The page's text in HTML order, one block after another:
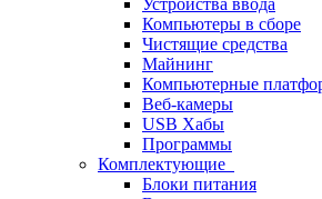
Устройства ввода
Компьютеры в сборе
Чистящие средства
Майнинг
Компьютерные
Веб-камеры
USB Хабы
Программы
Комплектующие
Блоки питания